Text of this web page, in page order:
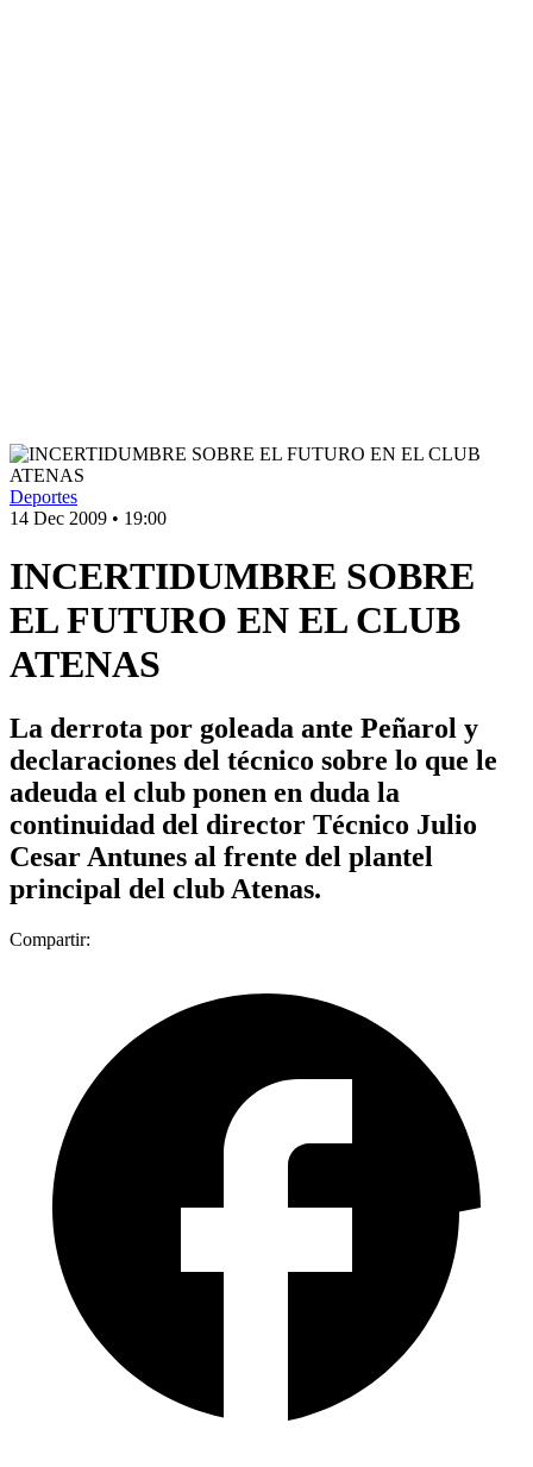
Deportes
14 Dec 2009 • 19:00
INCERTIDUMBRE SOBRE
EL FUTURO EN EL CLUB
ATENAS
La derrota por goleada ante Peñarol y
declaraciones del técnico sobre lo que le
adeuda el club ponen en duda la
continuidad del director Técnico Julio
Cesar Antunes al frente del plantel
principal del club Atenas.
Compartir: